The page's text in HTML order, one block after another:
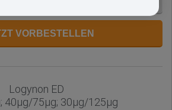
VORBESTELLEN
Logynon ED
40µg/75µg; 30µg/125µg